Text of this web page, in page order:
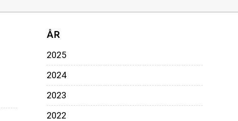
ÅR
2025
2024
2023
2022